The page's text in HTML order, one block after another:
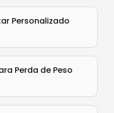
Personalizado
Perda de Peso